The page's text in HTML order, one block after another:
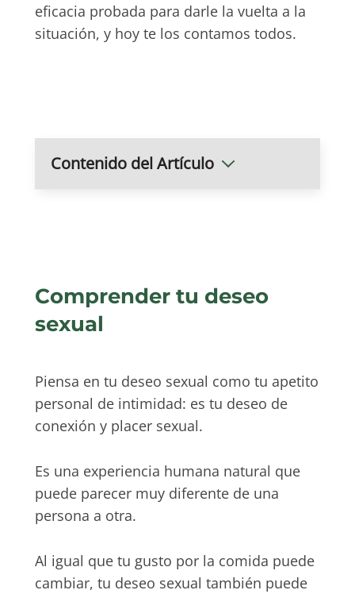
eficacia probada para darle la vuelta a la
situación, y hoy te los contamos todos.
Contenido del Artículo
Comprender tu deseo
sexual
Piensa en tu deseo sexual como tu apetito
personal de intimidad: es tu deseo de
conexión y placer sexual.
Es una experiencia humana natural que
puede parecer muy diferente de una
persona a otra.
Al igual que tu gusto por la comida puede
cambiar, tu deseo sexual también puede